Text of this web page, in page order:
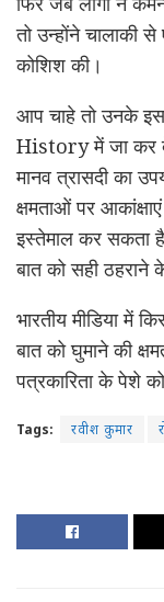
तो उन्होंने चालाकी
कोशिश की।
आप चाहे तो उनके
History में जा कर
मानव त्रासदी का
क्षमताओं पर
इस्तेमाल कर सकता है
बात को सही ठहराने
भारतीय मीडिया में
बात को घुमाने की
पत्रकारिता के पेशे
Tags: रवीश कुमार